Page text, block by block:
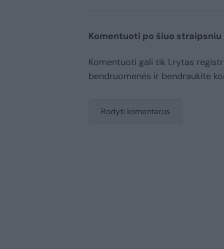
Komentuoti po šiuo straipsniu
Komentuoti gali tik Lrytas
bendruomenės ir bendraukite
Rodyti komentarus